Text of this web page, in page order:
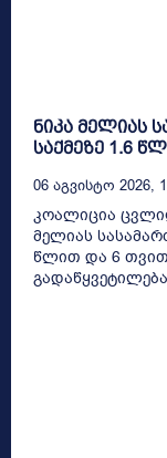
ნიკა მელიას
საქმეზე 1.6
06 Აგვისტო 2026,
კოალიცია
მელიას
წლით და 6 თვით